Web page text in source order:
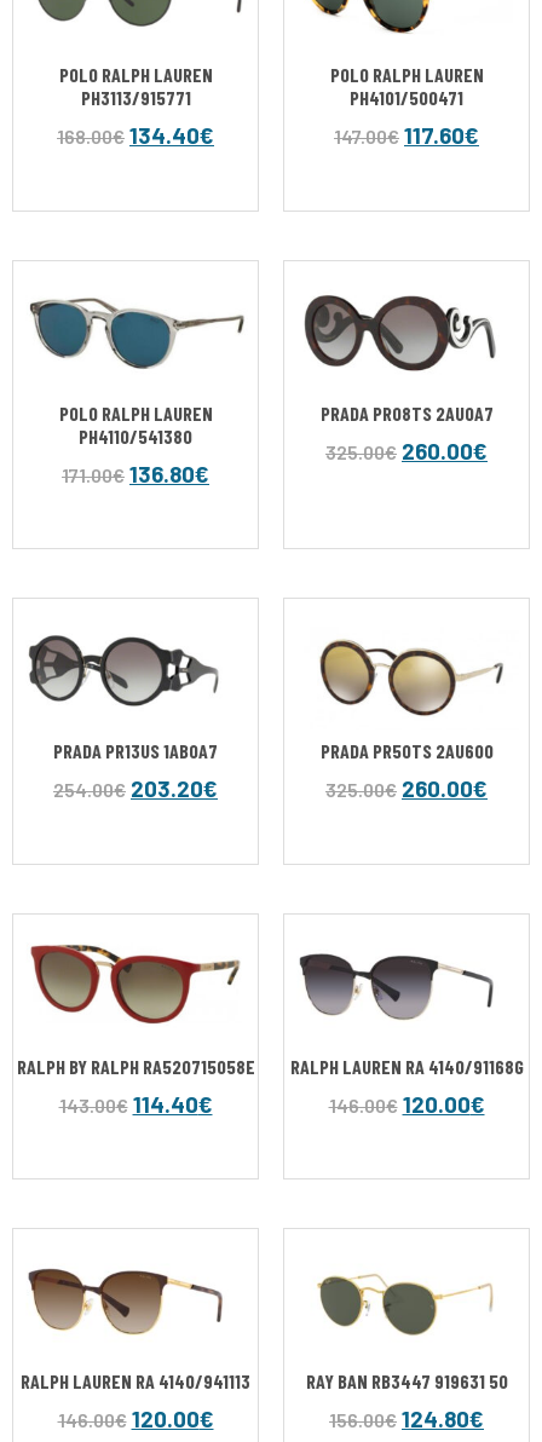
POLO RALPH LAUREN
PH3113/915771
168.00€ 134.40€
POLO RALPH LAUREN
PH4101/500471
147.00€ 117.60€
POLO RALPH LAUREN
PH4110/541380
171.00€ 136.80€
PRADA PR08TS 2AU0A7
325.00€ 260.00€
PRADA PR13US 1AB0A7
254.00€ 203.20€
PRADA PR50TS 2AU6O0
325.00€ 260.00€
RALPH BY RALPH RA520715058E
143.00€ 114.40€
RALPH LAUREN RA 4140/91168G
146.00€ 120.00€
RALPH LAUREN RA 4140/941113
146.00€ 120.00€
RAY BAN RB3447 919631 50
156.00€ 124.80€